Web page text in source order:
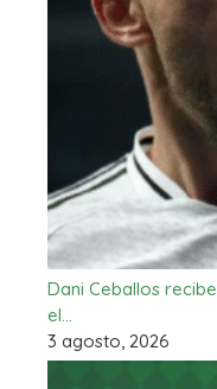
Dani Ceballos
el…
3 agosto, 2026